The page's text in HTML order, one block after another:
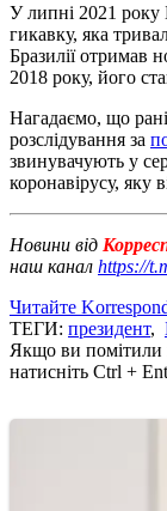
У липні 2021 року
гикавку, яка
Бразилії отримав
2018 року, його
Нагадаємо, що
розслідування за
звинувачують у
коронавірусу, яку
Новини від
наш канал https://
Читайте
ТЕГИ: президент,
Якщо ви помітили
натисніть Ctrl +